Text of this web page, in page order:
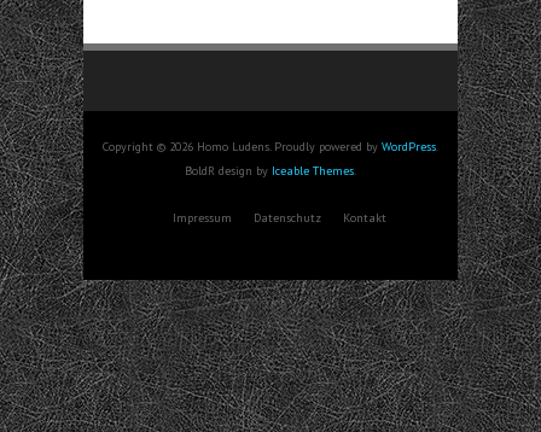
Copyright © 2026 Homo Ludens. Proudly powered by WordPress.
BoldR design by Iceable Themes.
Impressum Datenschutz Kontakt